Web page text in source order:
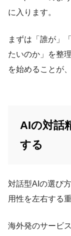
に入ります。
まずは「誰が」
たいのか」を整
を始めることが
AIの対話
する
対話型AIの選び
用性を左右する
海外発のサービ